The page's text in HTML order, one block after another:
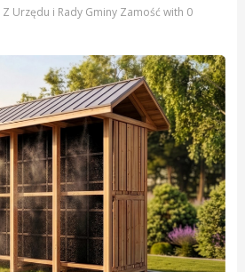
Z Urzędu i Rady Gminy Zamość with 0